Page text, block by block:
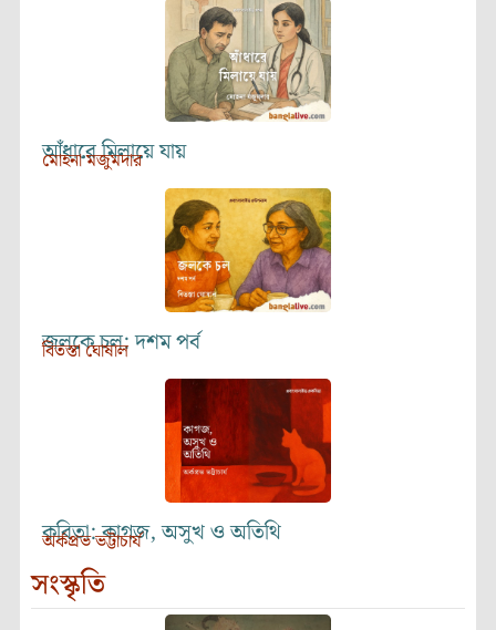
আঁধারে মিলায়ে যায়
মোহনা মজুমদার
জলকে চল: দশম পর্ব
বিতস্তা ঘোষাল
কবিতা: কাগজ, অসুখ ও অতিথি
অর্কপ্রভ ভট্টাচার্য
সংস্কৃতি